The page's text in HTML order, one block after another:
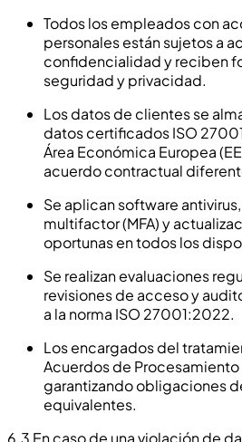
Todos los empleados con
personales están sujetos a
confidencialidad y reciben
seguridad y privacidad.
Los datos de clientes se
datos certificados ISO
Área Económica Europea
acuerdo contractual
Se aplican software
multifactor (MFA) y
oportunas en todos los
Se realizan evaluaciones
revisiones de acceso y
a la norma ISO 27001:2022.
Los encargados del
Acuerdos de Procesamiento
garantizando obligaciones
equivalentes.
6.3 En caso de una violación de